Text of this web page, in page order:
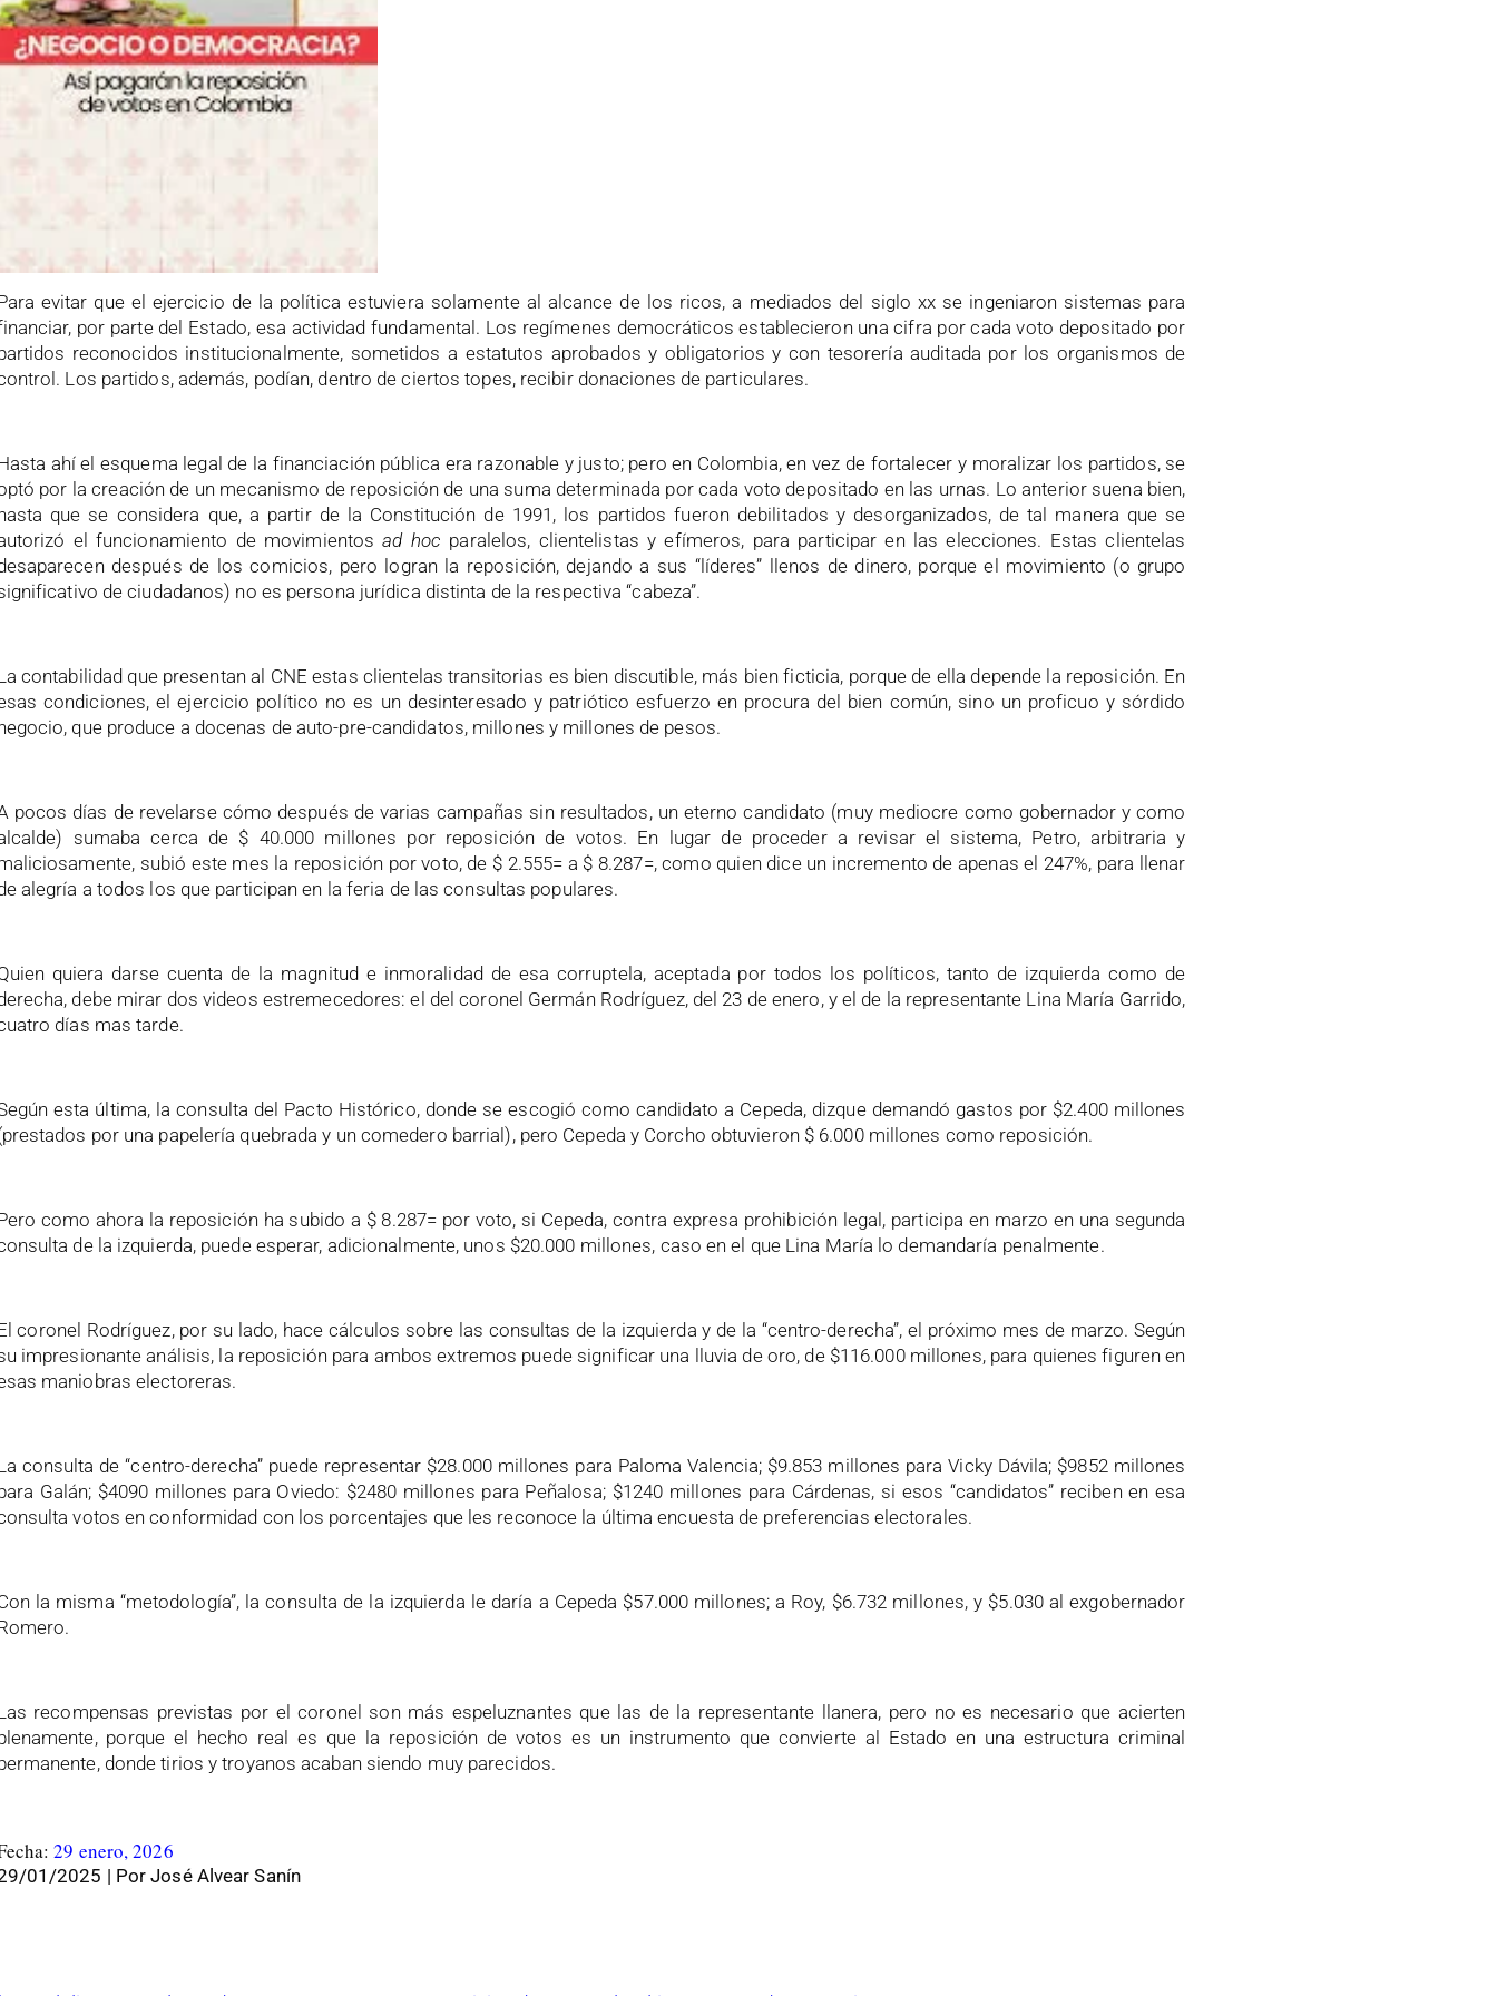
evitar que el ejercicio de la política estuviera solamente al alcance de los ricos, a mediados del siglo xx se ingeniaron sistemas para
por parte del Estado, esa actividad fundamental. Los regímenes democráticos establecieron una cifra por cada voto depositado por
reconocidos institucionalmente, sometidos a estatutos aprobados y obligatorios y con tesorería auditada por los organismos de
Los partidos, además, podían, dentro de ciertos topes, recibir donaciones de particulares.
ahí el esquema legal de la financiación pública era razonable y justo; pero en Colombia, en vez de fortalecer y moralizar los partidos, se
por la creación de un mecanismo de reposición de una suma determinada por cada voto depositado en las urnas. Lo anterior suena bien,
que se considera que, a partir de la Constitución de 1991, los partidos fueron debilitados y desorganizados, de tal manera que se
el funcionamiento de movimientosad hoc paralelos, clientelistas y efímeros, para participar en las elecciones. Estas clientelas
después de los comicios, pero logran la reposición, dejando a sus “líderes” llenos de dinero, porque el movimiento (o grupo
de ciudadanos) no es persona jurídica distinta de la respectiva “cabeza”.
contabilidad que presentan al CNE estas clientelas transitorias es bien discutible, más bien ficticia, porque de ella depende la reposición. En
condiciones, el ejercicio político no es un desinteresado y patriótico esfuerzo en procura del bien común, sino un proficuo y sórdido
que produce a docenas de auto-pre-candidatos, millones y millones de pesos.
pocos días de revelarse cómo después de varias campañas sin resultados, un eterno candidato (muy mediocre como gobernador y como
sumaba cerca de $ 40.000 millones por reposición de votos. En lugar de proceder a revisar el sistema, Petro, arbitraria y
subió este mes la reposición por voto, de $ 2.555= a $ 8.287=, como quien dice un incremento de apenas el 247%, para llenar
alegría a todos los que participan en la feria de las consultas populares.
quiera darse cuenta de la magnitud e inmoralidad de esa corruptela, aceptada por todos los políticos, tanto de izquierda como de
debe mirar dos videos estremecedores: el del coronel Germán Rodríguez, del 23 de enero, y el de la representante Lina María Garrido,
días mas tarde.
esta última, la consulta del Pacto Histórico, donde se escogió como candidato a Cepeda, dizque demandó gastos por $2.400 millones
por una papelería quebrada y un comedero barrial), pero Cepeda y Corcho obtuvieron $ 6.000 millones como reposición.
como ahora la reposición ha subido a $ 8.287= por voto, si Cepeda, contra expresa prohibición legal, participa en marzo en una segunda
de la izquierda, puede esperar, adicionalmente, unos $20.000 millones, caso en el que Lina María lo demandaría penalmente.
coronel Rodríguez, por su lado, hace cálculos sobre las consultas de la izquierda y de la “centro-derecha”, el próximo mes de marzo. Según
impresionante análisis, la reposición para ambos extremos puede significar una lluvia de oro, de $116.000 millones, para quienes figuren en
maniobras electoreras.
consulta de “centro-derecha” puede representar $28.000 millones para Paloma Valencia; $9.853 millones para Vicky Dávila; $9852 millones
Galán; $4090 millones para Oviedo: $2480 millones para Peñalosa; $1240 millones para Cárdenas, si esos “candidatos” reciben en esa
votos en conformidad con los porcentajes que les reconoce la última encuesta de preferencias electorales.
la misma “metodología”, la consulta de la izquierda le daría a Cepeda $57.000 millones; a Roy, $6.732 millones, y $5.030 al exgobernador
recompensas previstas por el coronel son más espeluznantes que las de la representante llanera, pero no es necesario que acierten
porque el hecho real es que la reposición de votos es un instrumento que convierte al Estado en una estructura criminal
donde tirios y troyanos acaban siendo muy parecidos.
29 enero, 2026
01/2025 | PorJosé Alvear Sanín